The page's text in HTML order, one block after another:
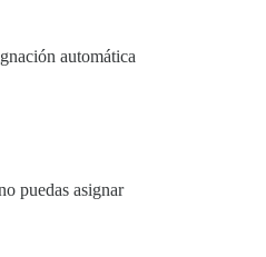
automática
puedas asignar